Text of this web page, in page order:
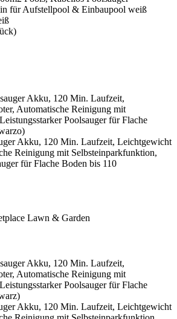
für Aufstellpool & Einbaupool weiß
Akku, 120 Min. Laufzeit, Leichtgewicht
Reinigung mit Selbsteinparkfunktion,
für Flache Boden bis 110
Akku, 120 Min. Laufzeit, Leichtgewicht